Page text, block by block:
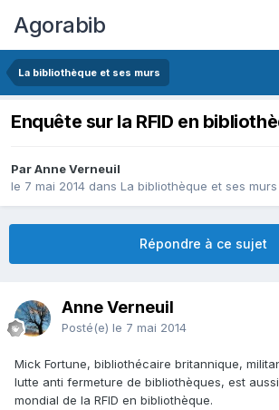
Agorabib
La bibliothèque et ses murs
Enquête sur la RFID en
Par Anne Verneuil
le 7 mai 2014 dans La bibliothèque et ses murs
Répondre à ce sujet
Anne Verneuil
Posté(e) le 7 mai 2014
Mick Fortune, bibliothécaire britannique,
lutte anti fermeture de bibliothèques, est
mondial de la RFID en bibliothèque.